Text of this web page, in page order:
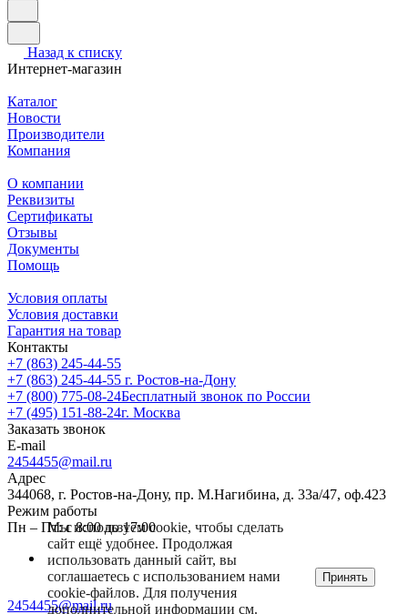
Назад к списку
Интернет-магазин
Каталог
Новости
Производители
Компания
О компании
Реквизиты
Сертификаты
Отзывы
Документы
Помощь
Условия оплаты
Условия доставки
Гарантия на товар
Контакты
+7 (863) 245-44-55
+7 (863) 245-44-55 г. Ростов-на-Дону
+7 (800) 775-08-24Бесплатный звонок по России
+7 (495) 151-88-24г. Москва
Заказать звонок
E-mail
2454455@mail.ru
Адрес
344068, г. Ростов-на-Дону, пр. М.Нагибина, д. 33а/47, оф.423
Режим работы
Пн – Пт: с 8:00 до 17:00
2454455@mail.ru
Мы используем cookie, чтобы сделать
сайт ещё удобнее. Продолжая
использовать данный сайт, вы
соглашаетесь с использованием нами
cookie-файлов. Для получения
дополнительной информации см.
Принять